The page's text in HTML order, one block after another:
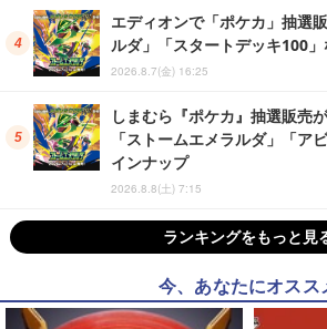
エディオンで「ポケカ」抽選
ルダ」「スタートデッキ100
2026.8.7(金) 16:25
しまむら『ポケカ』抽選販売
「ストームエメラルダ」「ア
インナップ
2026.8.8(土) 7:15
ランキングをもっと見
今、あなたにオスス